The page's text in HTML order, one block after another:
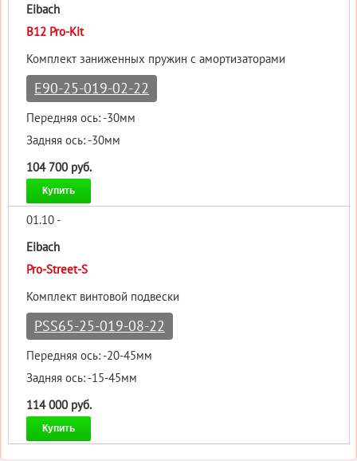
Eibach
B12 Pro-Kit
Комплект заниженных пружин с амортизаторами
E90-25-019-02-22
Передняя ось: -30мм
Задняя ось: -30мм
104 700 руб.
Купить
01.10 -
Eibach
Pro-Street-S
Комплект винтовой подвески
PSS65-25-019-08-22
Передняя ось: -20-45мм
Задняя ось: -15-45мм
114 000 руб.
Купить